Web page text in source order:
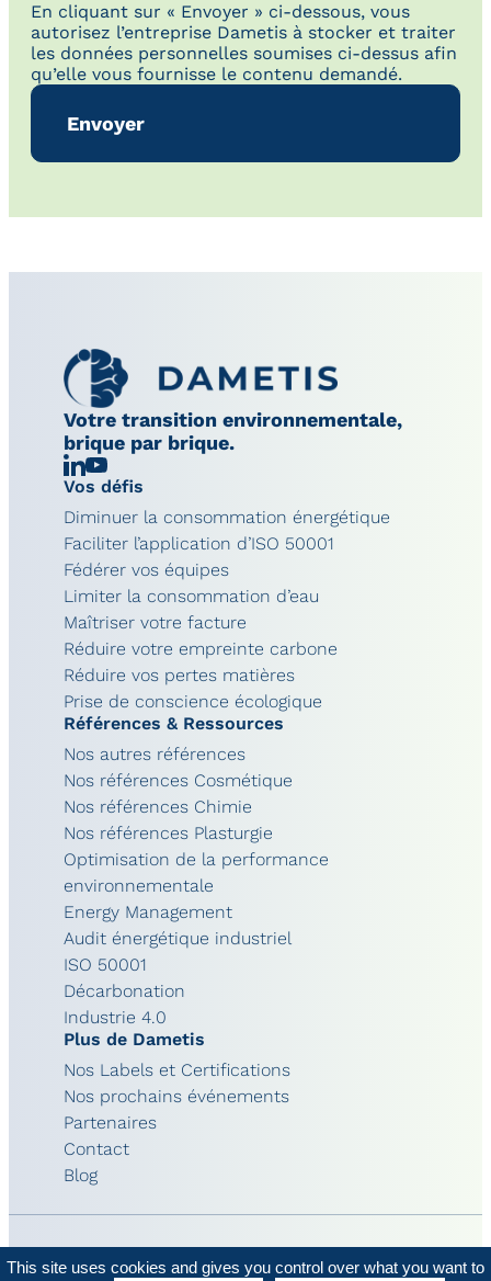
En cliquant sur « Envoyer » ci-dessous, vous
autorisez l’entreprise Dametis à stocker et traiter
les données personnelles soumises ci-dessus afin
qu’elle vous fournisse le contenu demandé.
Votre transition environnementale,
brique par brique.
Linkedin
Chaîne
YouTube
Vos défis
Diminuer la consommation énergétique
Faciliter l’application d’ISO 50001
Fédérer vos équipes
Limiter la consommation d’eau
Maîtriser votre facture
Réduire votre empreinte carbone
Réduire vos pertes matières
Prise de conscience écologique
Références & Ressources
Nos autres références
Nos références Cosmétique
Nos références Chimie
Nos références Plasturgie
Optimisation de la performance
environnementale
Energy Management
Audit énergétique industriel
ISO 50001
Décarbonation
Industrie 4.0
Plus de Dametis
Nos Labels et Certifications
Nos prochains événements
Partenaires
Contact
Blog
This site uses cookies and gives you control over what you want to